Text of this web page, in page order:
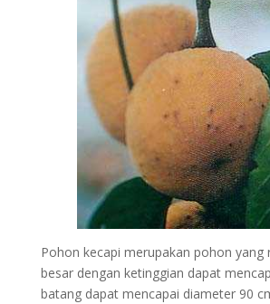
Pohon kecapi merupakan pohon yang
besar dengan ketinggian dapat
batang dapat mencapai diameter 90